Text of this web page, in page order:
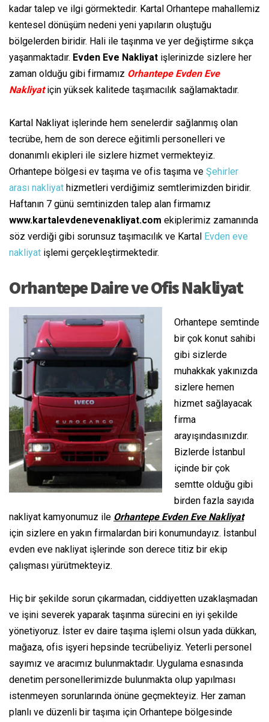
kadar talep ve ilgi görmektedir. Kartal Orhantepe mahallemiz
kentesel dönüşüm nedeni yeni yapıların oluştuğu
bölgelerden biridir. Hali ile taşınma ve yer değiştirme sıkça
yaşanmaktadır. Evden Eve Nakliyat işlerinizde sizlere her
zaman olduğu gibi firmamız Orhantepe Evden Eve
Nakliyatiçin yüksek kalitede taşımacılık sağlamaktadır.
Kartal Nakliyat işlerinde hem senelerdir sağlanmış olan
tecrübe, hem de son derece eğitimli personelleri ve
donanımlı ekipleri ile sizlere hizmet vermekteyiz.
Orhantepe bölgesi ev taşıma ve ofis taşıma ve Şehirler
arası nakliyat hizmetleri verdiğimiz semtlerimizden biridir.
Haftanın 7 günü semtinizden talep alan firmamız
www.kartalevdenevenakliyat.com ekiplerimiz zamanında
söz verdiği gibi sorunsuz taşımacılık ve Kartal Evden eve
nakliyat işlemi gerçekleştirmektedir.
Orhantepe Daire ve Ofis Nakliyat
Orhantepe semtinde
bir çok konut sahibi
gibi sizlerde
muhakkak yakınızda
sizlere hemen
hizmet sağlayacak
firma
arayışındasınızdır.
Bizlerde İstanbul
içinde bir çok
semtte olduğu gibi
birden fazla sayıda
nakliyat kamyonumuz ile Orhantepe Evden Eve Nakliyat
için sizlere en yakın firmalardan biri konumundayız. İstanbul
evden eve nakliyat işlerinde son derece titiz bir ekip
çalışması yürütmekteyiz.
Hiç bir şekilde sorun çıkarmadan, ciddiyetten uzaklaşmadan
ve işini severek yaparak taşınma sürecini en iyi şekilde
yönetiyoruz. İster ev daire taşıma işlemi olsun yada dükkan,
mağaza, ofis işyeri hepsinde tecrübeliyiz. Yeterli personel
sayımız ve aracımız bulunmaktadır. Uygulama esnasında
denetim personellerimizde bulunmakta olup yapılması
istenmeyen sorunlarında önüne geçmekteyiz. Her zaman
planlı ve düzenli bir taşıma için Orhantepe bölgesinde